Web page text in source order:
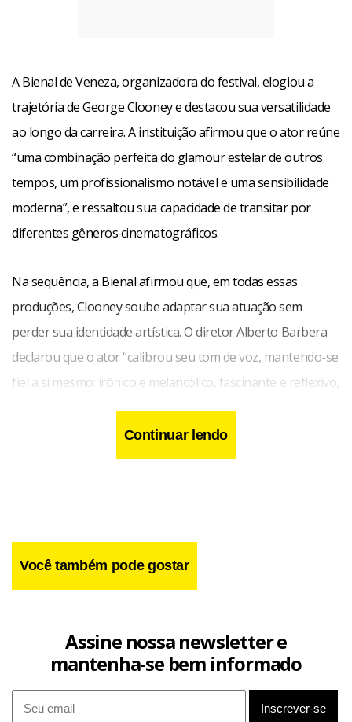
A Bienal de Veneza, organizadora do festival, elogiou a
trajetória de George Clooney e destacou sua versatilidade
ao longo da carreira. A instituição afirmou que o ator reúne
“uma combinação perfeita do glamour estelar de outros
tempos, um profissionalismo notável e uma sensibilidade
moderna”, e ressaltou sua capacidade de transitar por
diferentes gêneros cinematográficos.
Na sequência, a Bienal afirmou que, em todas essas
produções, Clooney soube adaptar sua atuação sem
perder sua identidade artística. O diretor Alberto Barbera
declarou que o ator “calibrou seu tom de voz, mantendo-se
fiel a si mesmo: irônico e melancólico, fascinante e reflexivo,
brilhante e capaz de uma profundidade inesperada”.
Continuar lendo
Você também pode gostar
Assine nossa newsletter e
mantenha-se bem informado